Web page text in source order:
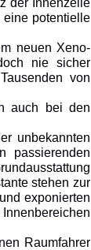
der Innenzelle
eine potentielle
neuen Xeno-
nie sicher
von
auch bei den
unbekannten
passierenden
stehen zur
exponierten
Raumfahrer